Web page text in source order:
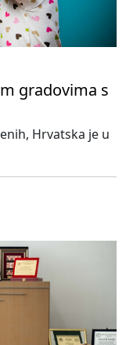
gradovima s
Hrvatska je u